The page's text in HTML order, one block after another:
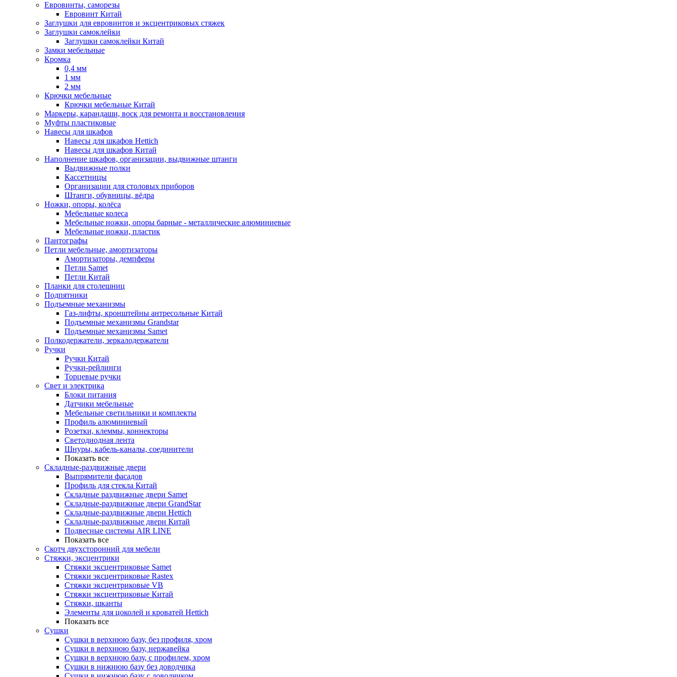
Евровинты, саморезы
Евровинт Китай
Заглушки для евровинтов и эксцентриковых стяжек
Заглушки самоклейки
Заглушки самоклейки Китай
Замки мебельные
Кромка
0,4 мм
1 мм
2 мм
Крючки мебельные
Крючки мебельные Китай
Маркеры, карандаши, воск для ремонта и восстановления
Муфты пластиковые
Навесы для шкафов
Навесы для шкафов Hettich
Навесы для шкафов Китай
Наполнение шкафов, организации, выдвижные штанги
Выдвижные полки
Кассетницы
Организации для столовых приборов
Штанги, обувницы, вёдра
Ножки, опоры, колёса
Мебельные колеса
Мебельные ножки, опоры барные - металлические алюминиевые
Мебельные ножки, пластик
Пантографы
Петли мебельные, амортизаторы
Амортизаторы, демпферы
Петли Samet
Петли Китай
Планки для столешниц
Подпятники
Подъемные механизмы
Газ-лифты, кронштейны антресольные Китай
Подъемные механизмы Grandstar
Подъемные механизмы Samet
Полкодержатели, зеркалодержатели
Ручки
Ручки Китай
Ручки-рейлинги
Торцевые ручки
Свет и электрика
Блоки питания
Датчики мебельные
Мебельные светильники и комплекты
Профиль алюминиевый
Розетки, клеммы, коннекторы
Светодиодная лента
Шнуры, кабель-каналы, соединители
Показать все
Складные-раздвижные двери
Выпрямители фасадов
Профиль для стекла Китай
Складные раздвижные двери Samet
Складные-раздвижные двери GrandStar
Складные-раздвижные двери Hettich
Складные-раздвижные двери Китай
Подвесные системы AIR LINE
Показать все
Скотч двухсторонний для мебели
Стяжки, эксцентрики
Cтяжки эксцентриковые Samet
Стяжки эксцентриковые Rastex
Стяжки эксцентриковые VB
Стяжки эксцентриковые Китай
Стяжки, шканты
Элементы для цоколей и кроватей Hettich
Показать все
Сушки
Сушки в верхнюю базу, без профиля, хром
Сушки в верхнюю базу, нержавейка
Сушки в верхнюю базу, с профилем, хром
Сушки в нижнюю базу без доводчика